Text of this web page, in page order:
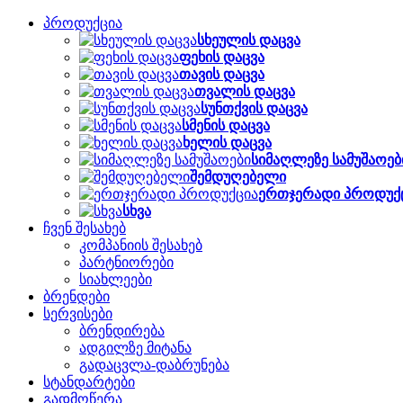
პროდუქცია
სხეულის დაცვა
ფეხის დაცვა
თავის დაცვა
თვალის დაცვა
სუნთქვის დაცვა
სმენის დაცვა
ხელის დაცვა
სიმაღლეზე
შემდუღებელი
ერთჯერადი
სხვა
ჩვენ შესახებ
კომპანიის შესახებ
პარტნიორები
სიახლეები
ბრენდები
სერვისები
ბრენდირება
ადგილზე მიტანა
გადაცვლა-დაბრუნება
სტანდარტები
გადმოწერა